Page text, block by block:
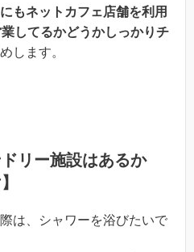
もネットカフェ店舗を利用
してるかどうかしっかりチ
します。
リー施設はあるか
は、シャワーを浴びたいで